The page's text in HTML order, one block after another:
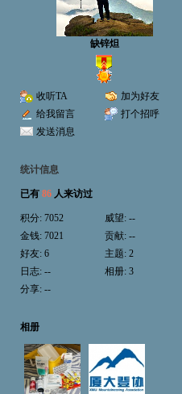
缺锌炟
收听TA
加为好友
给我留言
打个招呼
发送消息
统计信息
已有 86 人来访过
积分: 7052 威望: --
金钱: 7021 贡献: --
好友: 6 主题: 2
日志: -- 相册: 3
分享: --
相册